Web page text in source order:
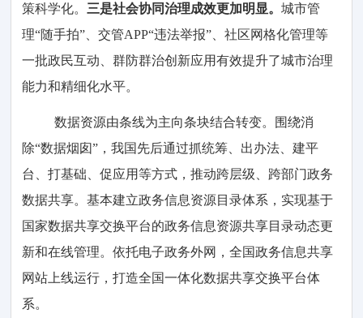
策科学化。 三是社会协同治理成效更加明显。城市管
理“随手拍”、交管APP“违法举报”、社区网格化管理等
一批政民互动、群防群治创新应用有效提升了城市治理
能力和精细化水平。
数据资源由条线为主向条块结合转变。围绕消
除“数据烟囱”，我国先后通过抓统筹、出办法、建平
台、打基础、促应用等方式，推动跨层级、跨部门政务
数据共享。基本建立政务信息资源目录体系，实现基于
国家数据共享交换平台的政务信息资源共享目录动态更
新和在线管理。依托电子政务外网，全国政务信息共享
网站上线运行，打造全国一体化数据共享交换平台体
系。